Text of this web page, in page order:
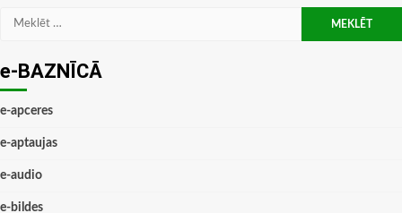
Meklēt:
e-BAZNĪCĀ
e-apceres
e-aptaujas
e-audio
e-bildes